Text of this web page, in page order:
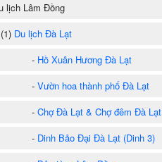
lịch Lâm Đồng
Du lịch Đà Lạt
Hồ Xuân Hương Đà Lạt
Vườn hoa thành phố Đà Lạt
Chợ Đà Lạt & Chợ đêm Đà Lạt
Dinh Bảo Đại Đà Lạt (Dinh 3)